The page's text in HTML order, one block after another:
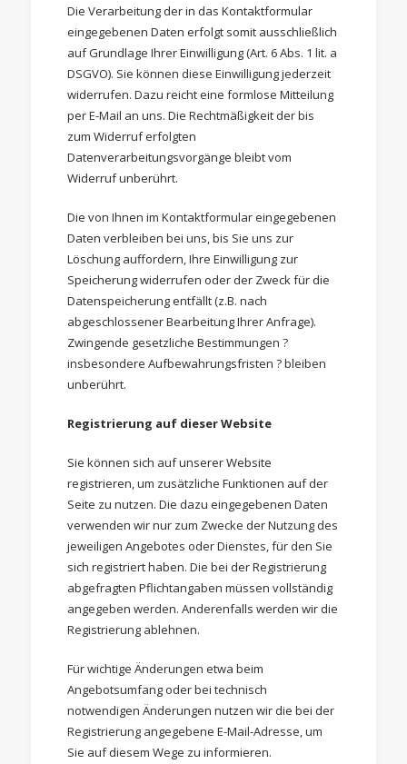
Die Verarbeitung der in das Kontaktformular
eingegebenen Daten erfolgt somit ausschließlich
auf Grundlage Ihrer Einwilligung (Art. 6 Abs. 1 lit. a
DSGVO). Sie können diese Einwilligung jederzeit
widerrufen. Dazu reicht eine formlose Mitteilung
per E-Mail an uns. Die Rechtmäßigkeit der bis
zum Widerruf erfolgten
Datenverarbeitungsvorgänge bleibt vom
Widerruf unberührt.
Die von Ihnen im Kontaktformular eingegebenen
Daten verbleiben bei uns, bis Sie uns zur
Löschung auffordern, Ihre Einwilligung zur
Speicherung widerrufen oder der Zweck für die
Datenspeicherung entfällt (z.B. nach
abgeschlossener Bearbeitung Ihrer Anfrage).
Zwingende gesetzliche Bestimmungen ?
insbesondere Aufbewahrungsfristen ? bleiben
unberührt.
Registrierung auf dieser Website
Sie können sich auf unserer Website
registrieren, um zusätzliche Funktionen auf der
Seite zu nutzen. Die dazu eingegebenen Daten
verwenden wir nur zum Zwecke der Nutzung des
jeweiligen Angebotes oder Dienstes, für den Sie
sich registriert haben. Die bei der Registrierung
abgefragten Pflichtangaben müssen vollständig
angegeben werden. Anderenfalls werden wir die
Registrierung ablehnen.
Für wichtige Änderungen etwa beim
Angebotsumfang oder bei technisch
notwendigen Änderungen nutzen wir die bei der
Registrierung angegebene E-Mail-Adresse, um
Sie auf diesem Wege zu informieren.